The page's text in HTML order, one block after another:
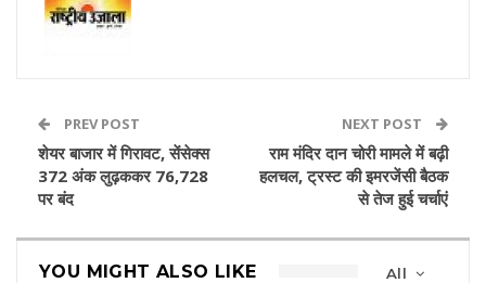
PREV POST
शेयर बाजार में गिरावट, सेंसेक्स
372 अंक लुढ़ककर 76,728
पर बंद
NEXT POST
राम मंदिर दान चोरी मामले में बढ़ी
हलचल, ट्रस्ट की इमरजेंसी बैठक
से तेज हुई चर्चाएं
All
YOU MIGHT ALSO LIKE